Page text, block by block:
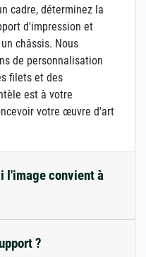
cadre, déterminez la
d'impression et
châssis. Nous
de personnalisation
filets et des
est à votre
votre œuvre d'art
l'image convient à
?